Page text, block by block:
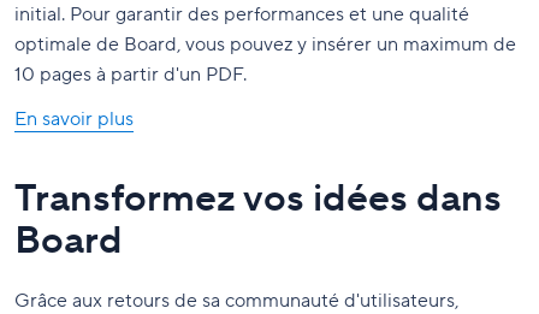
initial. Pour garantir des performances et une qualité
optimale de Board, vous pouvez y insérer un maximum de
10 pages à partir d'un PDF.
En savoir plus
Transformez vos idées dans
Board
Grâce aux retours de sa communauté d'utilisateurs,